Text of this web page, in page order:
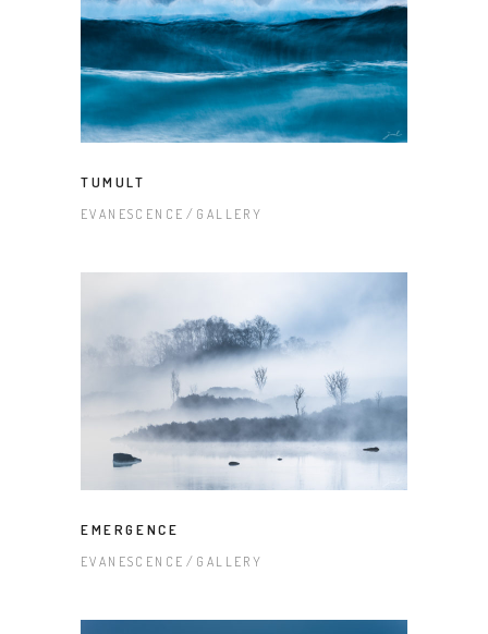
TUMULT
EVANESCENCE GALLERY
EMERGENCE
EVANESCENCE GALLERY